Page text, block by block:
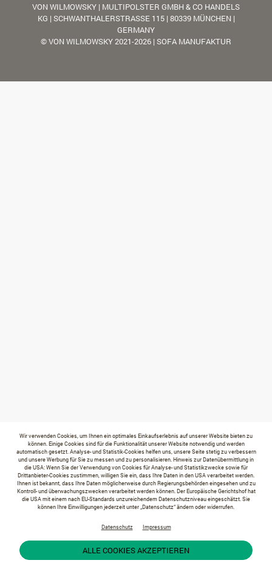
VON WILMOWSKY | MULTIPOLSTER GMBH & CO HANDELS
KG | SCHWANTHALERSTRASSE 115 | 80339 MÜNCHEN |
GERMANY
© VON WILMOWSKY 2021-2026 | SOFA MANUFAKTUR
Wir verwenden Cookies, um Ihnen ein optimales Einkaufserlebnis auf unserer Website bieten zu
können. Einige Cookies sind für die Funktionalität unserer Website notwendig und werden
automatisch gesetzt. Analyse- und Statistik-Cookies helfen uns, unsere Seite stetig zu verbessern
und unsere Werbung für Sie zu messen und zu personalisieren. Hinweis zur Datenübermittlung in
die USA: Wenn Sie der Verwendung von Cookies für Analyse- und Statistikzwecke sowie für
Drittanbieter-Cookies zustimmen, willigen Sie ein, dass Ihre Daten in den USA verarbeitet werden.
Ihnen ist bekannt, dass Ihre Daten möglicherweise durch Regierungsbehörden eingesehen und zu
Kontroll- und überwachungszwecken verarbeitet werden können. Der Europäische Gerichtshof hat
die USA mit einem nach EU-Standards unzureichendem Datenschutzniveau eingeschätzt. Sie
können Ihre Einwilligungen jederzeit unter „Datenschutz“ ändern oder widerrufen.
Datenschutz Impressum
ALLE COOKIES AKZEPTIEREN